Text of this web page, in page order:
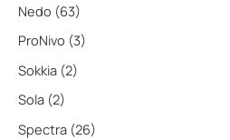
Nedo (63)
ProNivo (3)
Sokkia (2)
Sola (2)
Spectra (26)